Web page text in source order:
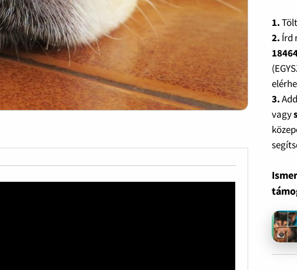
1.
2. Írd
3.
vagy